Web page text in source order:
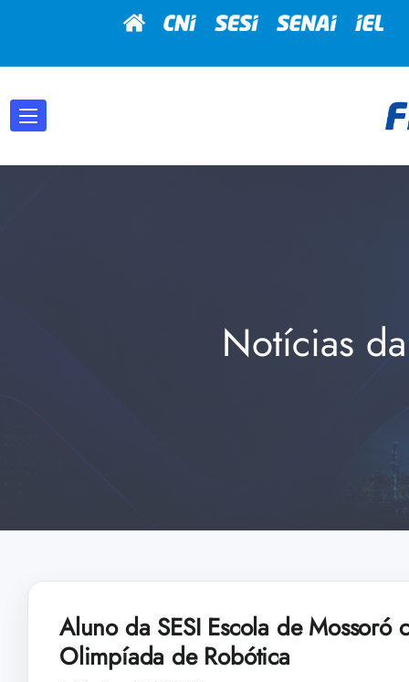
Notícias
Aluno da SESI Escola de Mossoró
Olimpíada de Robótica